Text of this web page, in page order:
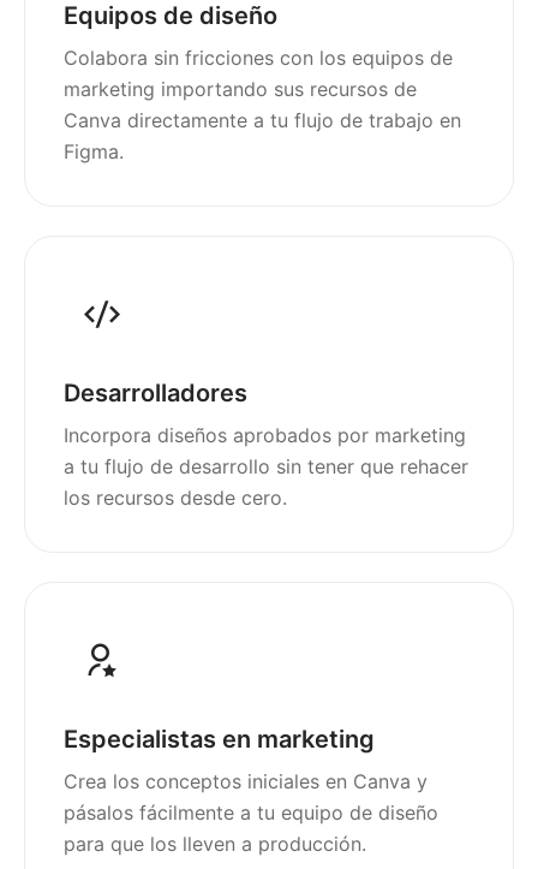
Equipos de diseño
Colabora sin fricciones con los equipos de
marketing importando sus recursos de
Canva directamente a tu flujo de trabajo en
Figma.
Desarrolladores
Incorpora diseños aprobados por marketing
a tu flujo de desarrollo sin tener que rehacer
los recursos desde cero.
Especialistas en marketing
Crea los conceptos iniciales en Canva y
pásalos fácilmente a tu equipo de diseño
para que los lleven a producción.